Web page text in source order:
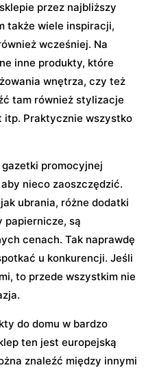
przez najbliższy
także wiele inspiracji,
wcześniej. Na
inne produkty, które
wnętrza, czy też
tam również stylizacje
itp. Praktycznie wszystko
promocyjnej
nieco zaoszczędzić.
ubrania, różne dodatki
papiernicze, są
cenach. Tak naprawdę
u konkurencji. Jeśli
to przede wszystkim nie
do domu w bardzo
ten jest europejską
znaleźć między innymi